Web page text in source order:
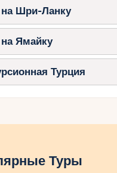
Шри-Ланку
Ямайку
Турция
Туры